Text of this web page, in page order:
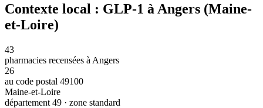
Contexte local : GLP-1 à Angers (Maine-
et-Loire)
43
pharmacies recensées à Angers
26
au code postal 49100
Maine-et-Loire
département 49 · zone standard